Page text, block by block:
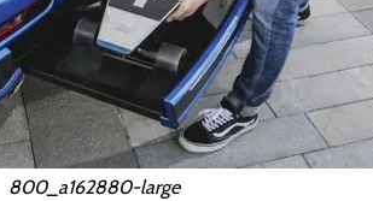
800_a162880-large